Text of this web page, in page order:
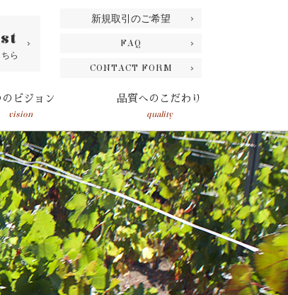
ら
新規取引のご希望
FAQ
CONTACT FORM
ビジョン
vision
品質へのこだわり
quality